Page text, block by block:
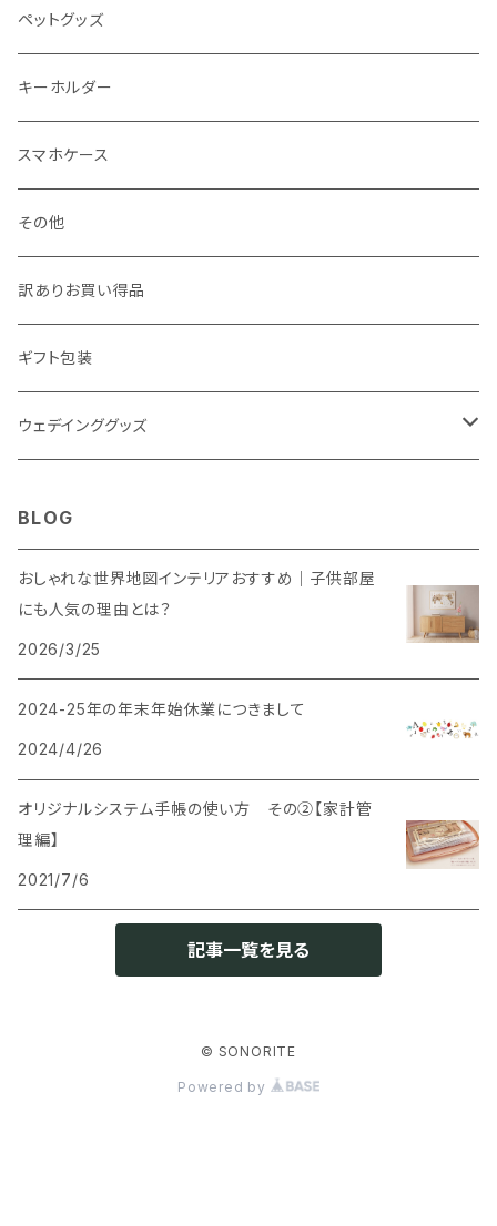
ジュエリーポーチ
シール・ステッカー
月謝袋・封筒
ドアステッカー
しおり
クリスマス雑貨
ペットグッズ
キーホルダー
スマホケース
その他
訳ありお買い得品
ギフト包装
ウェデインググッズ
BLOG
おしゃれな世界地図インテリアおすすめ｜子供部屋
にも人気の理由とは？
2026/3/25
2024-25年の年末年始休業につきまして
2024/4/26
オリジナルシステム手帳の使い方 その②【家計管
理編】
2021/7/6
記事一覧を見る
© SONORITE
Powered by